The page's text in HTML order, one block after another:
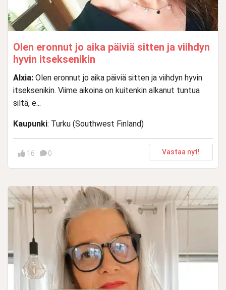
Olen eronnut jo aika päiviä sitten ja viihdyn
hyvin itseksenikin
Alxia: Olen eronnut jo aika päiviä sitten ja viihdyn hyvin
itseksenikin. Viime aikoina on kuitenkin alkanut tuntua
siltä, e...
Kaupunki: Turku (Southwest Finland)
16 0 Vastaa nyt!